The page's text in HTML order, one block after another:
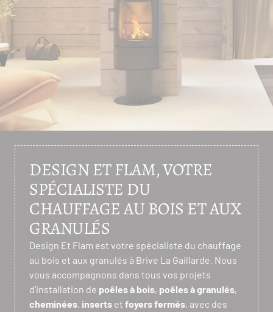
DESIGN ET FLAM, VOTRE
SPÉCIALISTE DU
CHAUFFAGE AU BOIS ET AUX
GRANULÉS
Design Et Flam est votre spécialiste du chauffage
au bois et aux granulés à Brive La Gaillarde. Nous
vous accompagnons dans tous vos projets
d’installation de poêles à bois, poêles à granulés,
cheminées, inserts et foyers fermés, avec des